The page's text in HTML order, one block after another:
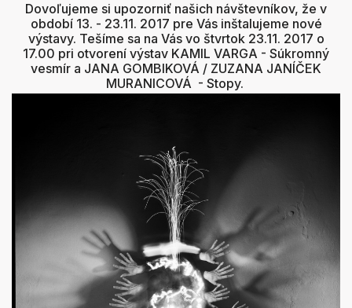
Dovoľujeme si upozorniť našich návštevníkov, že v
období 13. - 23.11. 2017 pre Vás inštalujeme nové
výstavy. Tešíme sa na Vás vo štvrtok 23.11. 2017 o
17.00 pri otvorení výstav KAMIL VARGA - Súkromný
vesmír a JANA GOMBIKOVÁ / ZUZANA JANÍČEK
MURANICOVÁ - Stopy.